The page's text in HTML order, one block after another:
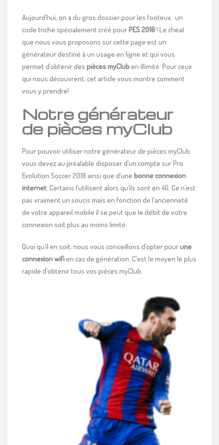
Aujourd’hui, on a du gros dossier pour les footeux : un
code triche spécialement créé pourPES 2018! Le cheat
que nous vous proposons sur cette page est un
générateur destiné à un usage en ligne et qui vous
permet d’obtenir des pièces myCluben illimité. Pour ceux
qui nous découvrent, cet article vous montre comment
vous y prendre!
Notre générateur
de pièces myClub
Pour pouvoir utiliser notre générateur de pièces myClub
vous devez au préalable disposer d’un compte sur Pro
Evolution Soccer 2018 ainsi que d’une bonne connexion
internet. Certains l’utilisent alors qu’ils sont en 4G. Ce n’est
pas vraiment un soucis mais en fonction de l’ancienneté
de votre appareil mobile il se peut que le débit de votre
connexion soit plus au moins limité.
Quoi qu’il en soit, nous vous conseillons d’opter pourune
connexion wifien cas de génération. C’est le moyen le plus
rapide d’obtenir tous vos pièces myClub.